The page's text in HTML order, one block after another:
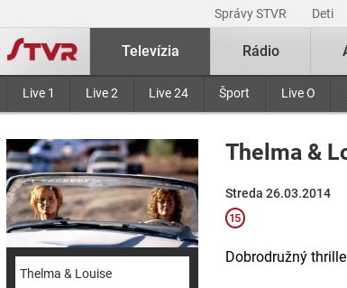
Správy STVR Deti
Televízia
Live 1 Live 2 Live 24 Šport Live O
Rádio
Thelma & Louise
Thelma &
Streda 26.03.2014
Dobrodružný